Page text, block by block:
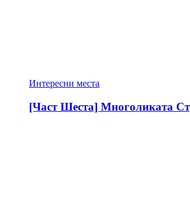
Интересни места
[Част Шеста] Многоликата